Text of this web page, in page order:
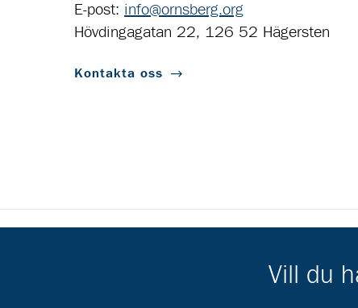
E-post: info@ornsberg.org
Hövdingagatan 22, 126 52 Hägersten
Kontakta oss
Vill du